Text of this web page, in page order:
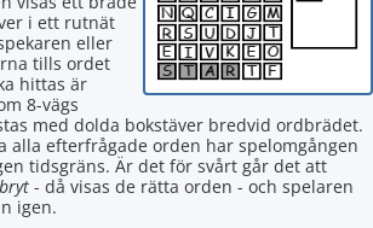
i ett rutnät
eller
tills ordet
hittas är
8-vägs
med dolda bokstäver bredvid ordbrädet.
alla efterfrågade orden har spelomgången
tidsgräns. Är det för svårt går det att
- då visas de rätta orden - och spelaren
igen.